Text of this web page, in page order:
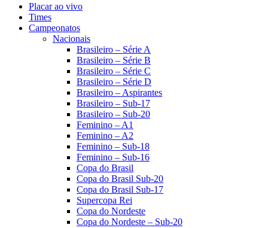
Placar ao vivo
Times
Campeonatos
Nacionais
Brasileiro – Série A
Brasileiro – Série B
Brasileiro – Série C
Brasileiro – Série D
Brasileiro – Aspirantes
Brasileiro – Sub-17
Brasileiro – Sub-20
Feminino – A1
Feminino – A2
Feminino – Sub-18
Feminino – Sub-16
Copa do Brasil
Copa do Brasil Sub-20
Copa do Brasil Sub-17
Supercopa Rei
Copa do Nordeste
Copa do Nordeste – Sub-20